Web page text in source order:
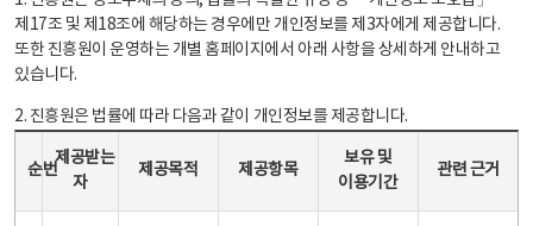
제17조 및 제18조에 해당하는 경우에만 개인정보를 제3자에게 제공합니다.
또한 진흥원이 운영하는 개별 홈페이지에서 아래 사항을 상세하게 안내하고
있습니다.
2. 진흥원은 법률에 따라 다음과 같이 개인정보를 제공합니다.
순번
제공받는
자
제공목적 제공항목
보유 및
이용기간
관련 근거